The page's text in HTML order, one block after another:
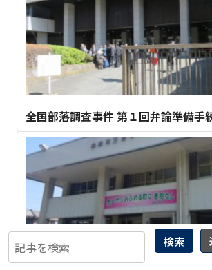
検索
全国部落調査事件 第１回弁論準備手